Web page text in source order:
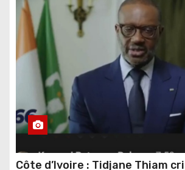
Côte d’Ivoire : Tidjane Thiam